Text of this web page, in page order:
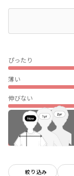
ぴったり
薄い
伸びない
普段着（通園・通学）
絞り込み
店頭在庫